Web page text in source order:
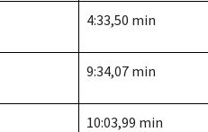
4:33,50 min
9:34,07 min
10:03,99 min